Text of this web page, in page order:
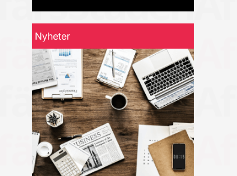
Nyheter